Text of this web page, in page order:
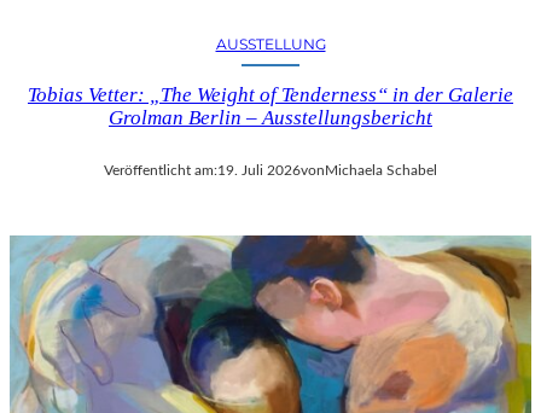
AUSSTELLUNG
Tobias Vetter: „The Weight of Tenderness“ in der Galerie
Grolman Berlin – Ausstellungsbericht
Veröffentlicht am:19. Juli 2026von Michaela Schabel